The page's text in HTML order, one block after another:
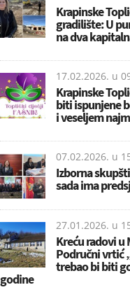
Krapinske
gradilište: U
na dva
17.02.2026. u
Krapinske
biti ispunjene
i veseljem
07.02.2026. u
Izborna
sada ima
27.01.2026. u
Kreću radovi u
Područni vrtić
trebao bi biti
godine